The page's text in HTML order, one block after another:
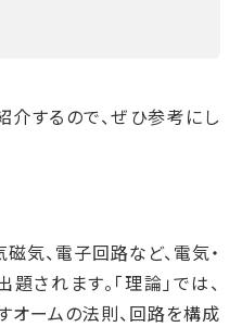
するので、ぜひ参考にし
気、電子回路など、電気・
されます。「理論」では、
オームの法則、回路を構成